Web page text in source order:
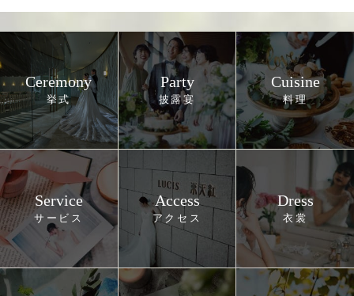
Ceremony Party Cuisine
Service Access Dress